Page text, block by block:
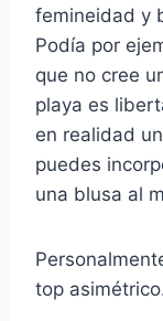
femineidad y
Podía por
que no cree
playa es
en realidad
puedes
una blusa al
top